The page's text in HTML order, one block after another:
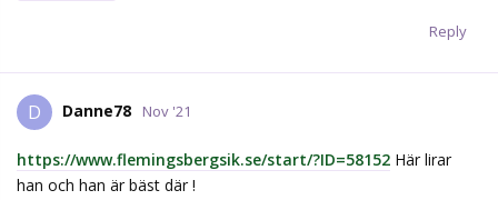
Reply
D Danne78 Nov '21
https://www.flemingsbergsik.se/start/?ID=58152 Här lirar
han och han är bäst där !